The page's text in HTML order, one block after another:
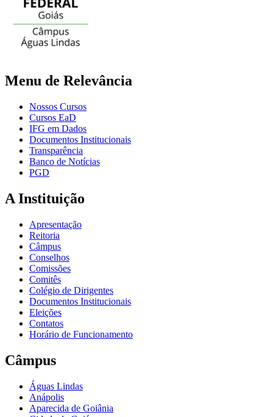
Menu de Relevância
Nossos Cursos
Cursos EaD
IFG em Dados
Documentos Institucionais
Transparência
Banco de Notícias
PGD
A Instituição
Apresentação
Reitoria
Câmpus
Conselhos
Comissões
Comitês
Colégio de Dirigentes
Documentos Institucionais
Eleições
Contatos
Horário de Funcionamento
Câmpus
Águas Lindas
Anápolis
Aparecida de Goiânia